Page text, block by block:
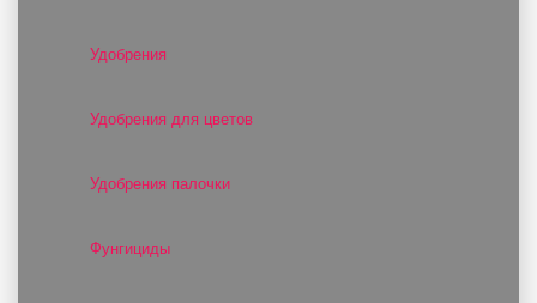
Удобрения
Удобрения для цветов
Удобрения палочки
Фунгициды